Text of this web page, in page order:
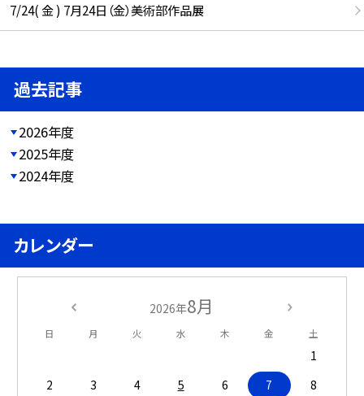
7/24( 金 ) 7月24日（金）美術部作品展
過去記事
2026年度
2025年度
2024年度
カレンダー
2026年8月
日 月 火 水 木 金 土
1
2
3 4 5 6 7
8